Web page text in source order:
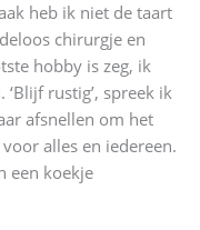
heb ik niet de taart
chirurgje en
hobby is zeg, ik
rustig’, spreek ik
afsnellen om het
voor alles en iedereen.
een koekje